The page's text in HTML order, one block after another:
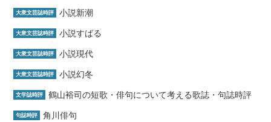
大衆文芸誌時評 小説新潮
大衆文芸誌時評 小説すばる
大衆文芸誌時評 小説現代
大衆文芸誌時評 小説幻冬
文学誌時評 鶴山裕司の短歌・俳句について考える歌誌・句誌時評
句誌時評 角川俳句